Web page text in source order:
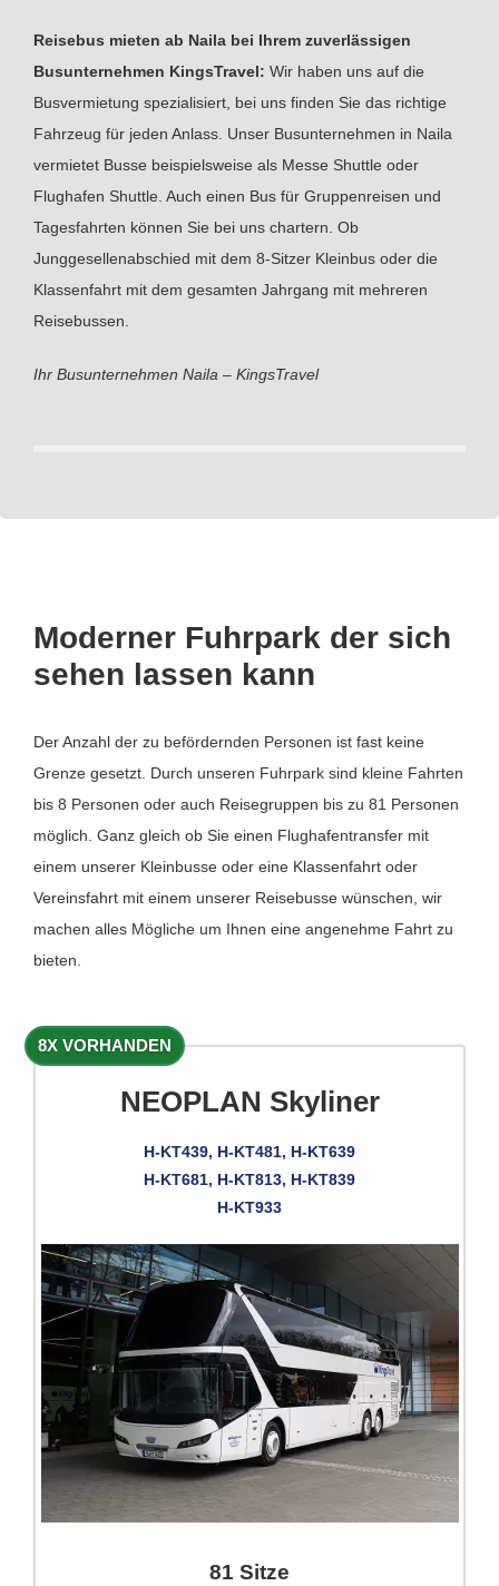
Reisebus mieten ab Naila bei Ihrem zuverlässigen
Busunternehmen KingsTravel: Wir haben uns auf die
Busvermietung spezialisiert, bei uns finden Sie das richtige
Fahrzeug für jeden Anlass. Unser Busunternehmen in Naila
vermietet Busse beispielsweise als Messe Shuttle oder
Flughafen Shuttle. Auch einen Bus für Gruppenreisen und
Tagesfahrten können Sie bei uns chartern. Ob
Junggesellenabschied mit dem 8-Sitzer Kleinbus oder die
Klassenfahrt mit dem gesamten Jahrgang mit mehreren
Reisebussen.
Ihr Busunternehmen Naila – KingsTravel
Moderner Fuhrpark der sich
sehen lassen kann
Der Anzahl der zu befördernden Personen ist fast keine
Grenze gesetzt. Durch unseren Fuhrpark sind kleine Fahrten
bis 8 Personen oder auch Reisegruppen bis zu 81 Personen
möglich. Ganz gleich ob Sie einen Flughafentransfer mit
einem unserer Kleinbusse oder eine Klassenfahrt oder
Vereinsfahrt mit einem unserer Reisebusse wünschen, wir
machen alles Mögliche um Ihnen eine angenehme Fahrt zu
bieten.
8X VORHANDEN
NEOPLAN Skyliner
H-KT439, H-KT481, H-KT639
H-KT681, H-KT813, H-KT839
H-KT933
81 Sitze